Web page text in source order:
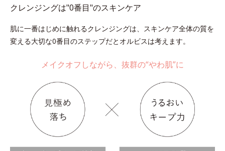
クレンジングは"0番目"のスキンケア
肌に一番はじめに触れるクレンジングは、スキンケア全体の質を
変える大切な0番目のステップだとオルビスは考えます。
メイクオフしながら、抜群の“やわ肌”に